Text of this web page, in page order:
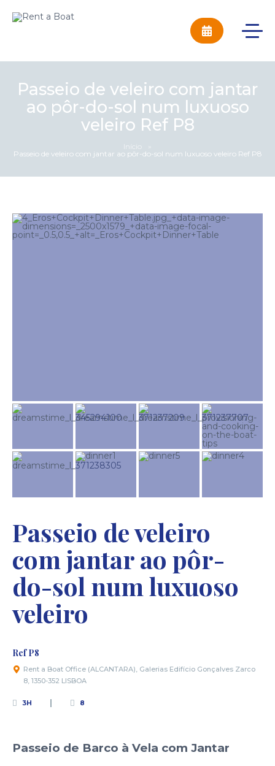
Passeio de veleiro com jantar
ao pôr-do-sol num luxuoso
veleiro Ref P8
Início
Passeio de veleiro com jantar ao pôr-do-sol num luxuoso veleiro Ref P8
Passeio de veleiro
com jantar ao pôr-
do-sol num luxuoso
veleiro
Ref P8
Rent a Boat Office (ALCANTARA), Galerias Edifício Gonçalves Zarco
8, 1350-352 LISBOA
3H 8
Passeio de Barco à Vela com Jantar